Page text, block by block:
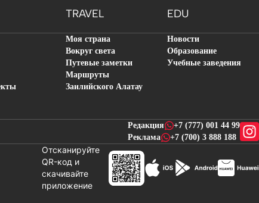
TRAVEL EDU
Моя страна
Вокруг света
Путевые заметки
Маршруты
Заилийского Алатау
Новости
Образование
Учебные заведения
Редакция
+7 (777) 001 44 99
Реклама
+7 (700) 3 888 188
Отсканируйте
QR-код и
скачивайте
приложениеновостей